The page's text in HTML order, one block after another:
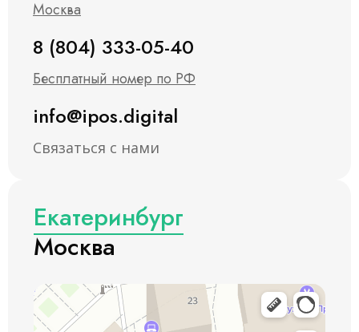
Москва
8 (804) 333-05-40
Бесплатный номер по РФ
info@ipos.digital
Связаться с нами
Екатеринбург
Москва